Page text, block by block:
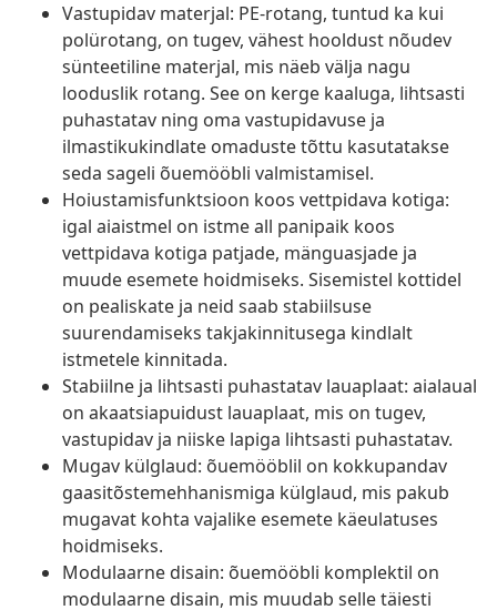
Vastupidav materjal: PE-rotang, tuntud ka kui
polürotang, on tugev, vähest hooldust nõudev
sünteetiline materjal, mis näeb välja nagu
looduslik rotang. See on kerge kaaluga, lihtsasti
puhastatav ning oma vastupidavuse ja
ilmastikukindlate omaduste tõttu kasutatakse
seda sageli õuemööbli valmistamisel.
Hoiustamisfunktsioon koos vettpidava kotiga:
igal aiaistmel on istme all panipaik koos
vettpidava kotiga patjade, mänguasjade ja
muude esemete hoidmiseks. Sisemistel kottidel
on pealiskate ja neid saab stabiilsuse
suurendamiseks takjakinnitusega kindlalt
istmetele kinnitada.
Stabiilne ja lihtsasti puhastatav lauaplaat: aialaual
on akaatsiapuidust lauaplaat, mis on tugev,
vastupidav ja niiske lapiga lihtsasti puhastatav.
Mugav külglaud: õuemööblil on kokkupandav
gaasitõstemehhanismiga külglaud, mis pakub
mugavat kohta vajalike esemete käeulatuses
hoidmiseks.
Modulaarne disain: õuemööbli komplektil on
modulaarne disain, mis muudab selle täiesti